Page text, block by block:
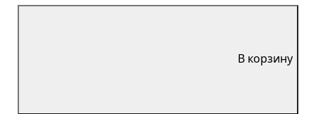
В корзину